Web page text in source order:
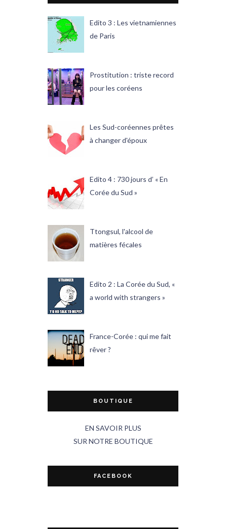
Edito 3 : Les vietnamiennes
de Paris
Prostitution : triste record
pour les coréens
Les Sud-coréennes prêtes
à changer d'époux
Edito 4 : 730 jours d’ « En
Corée du Sud »
Ttongsul, l'alcool de
matières fécales
Edito 2 : La Corée du Sud, «
a world with strangers »
France-Corée : qui me fait
rêver ?
BOUTIQUE
EN SAVOIR PLUS
SUR NOTRE BOUTIQUE
FACEBOOK